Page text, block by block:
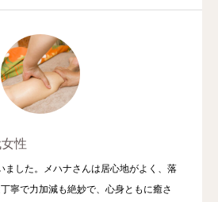
性
ました。メハナさんは居心地がよく、落
寧で力加減も絶妙で、心身ともに癒さ